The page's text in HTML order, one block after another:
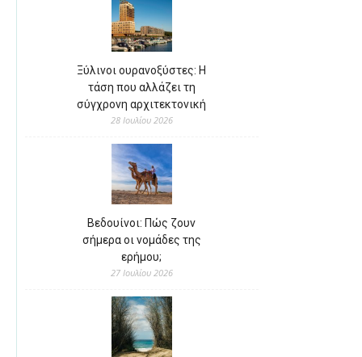
Ξύλινοι ουρανοξύστες: Η
τάση που αλλάζει τη
σύγχρονη αρχιτεκτονική
28 Ιουλίου 2026
Βεδουίνοι: Πώς ζουν
σήμερα οι νομάδες της
ερήμου;
27 Ιουλίου 2026